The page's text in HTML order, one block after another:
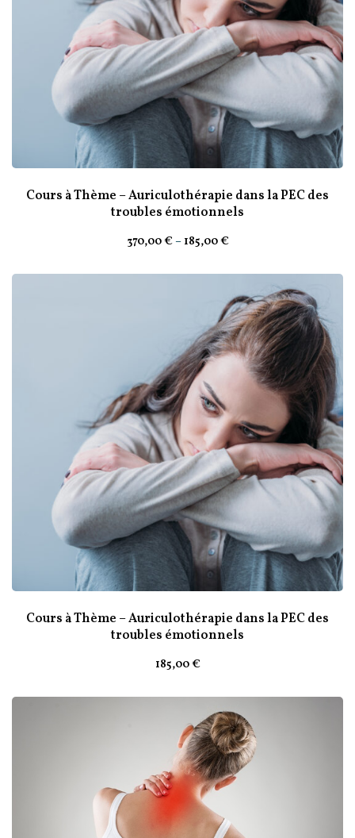
Cours à Thème – Auriculothérapie dans la PEC des
troubles émotionnels
185,00€
–
370,00€
Cours à Thème – Auriculothérapie dans la PEC des
troubles émotionnels
185,00€